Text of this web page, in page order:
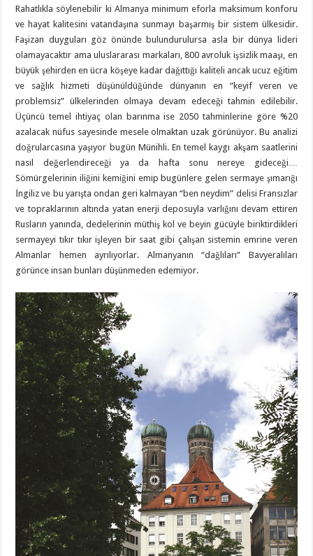
Rahatlıkla söylenebilir ki Almanya minimum eforla maksimum konforu
ve hayat kalitesini vatandaşına sunmayı başarmış bir sistem ülkesidir.
Faşizan duyguları göz önünde bulundurulursa asla bir dünya lideri
olamayacaktır ama uluslararası markaları, 800 avroluk işsizlik maaşı, en
büyük şehirden en ücra köşeye kadar dağıttığı kaliteli ancak ucuz eğitim
ve sağlık hizmeti düşünüldüğünde dünyanın en “keyif veren ve
problemsiz” ülkelerinden olmaya devam edeceği tahmin edilebilir.
Üçüncü temel ihtiyaç olan barınma ise 2050 tahminlerine göre %20
azalacak nüfus sayesinde mesele olmaktan uzak görünüyor. Bu analizi
doğrularcasına yaşıyor bugün Münihli. En temel kaygı akşam saatlerini
nasıl değerlendireceği ya da hafta sonu nereye gideceği…
Sömürgelerinin iliğini kemiğini emip bugünlere gelen sermaye şımarığı
İngiliz ve bu yarışta ondan geri kalmayan “ben neydim” delisi Fransızlar
ve topraklarının altında yatan enerji deposuyla varlığını devam ettiren
Rusların yanında, dedelerinin müthiş kol ve beyin gücüyle biriktirdikleri
sermayeyi tıkır tıkır işleyen bir saat gibi çalışan sistemin emrine veren
Almanlar hemen ayrılıyorlar. Almanyanın “dağlıları” Bavyeralıları
görünce insan bunları düşünmeden edemiyor.